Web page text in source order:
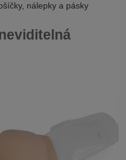
nálepky a pásky